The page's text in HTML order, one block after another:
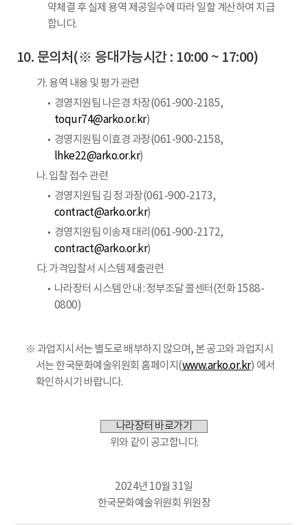
약체결 후 실제 용역 제공일수에 따라 일할 계산하여 지급
합니다.
문의처(※ 응대가능시간 : 10:00 ~ 17:00)
가. 용역 내용 및 평가 관련
경영지원팀 나은경 차장(061-900-2185,
toqur74@arko.or.kr)
경영지원팀 이효경 과장(061-900-2158,
lhke22@arko.or.kr)
나. 입찰 접수 관련
경영지원팀 김 정 과장(061-900-2173,
contract@arko.or.kr)
경영지원팀 이송재 대리(061-900-2172,
contract@arko.or.kr)
다. 가격입찰서 시스템 제출관련
나라장터 시스템 안내 : 정부조달 콜센터(전화 1588-
0800)
※ 과업지시서는 별도로 배부하지 않으며, 본 공고와 과업지시
서는 한국문화예술위원회 홈페이지(www.arko.or.kr) 에서
확인하시기 바랍니다.
나라장터 바로가기
위와 같이 공고합니다.
2024년 10월 31일
한국문화예술위원회 위원장